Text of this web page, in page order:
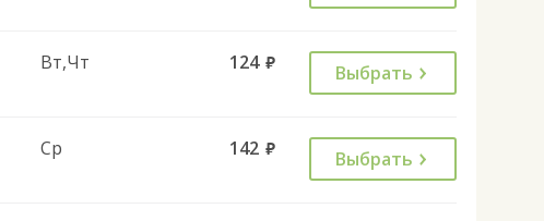
Вт,Чт 124 руб. Выбрать
Ср 142 руб. Выбрать